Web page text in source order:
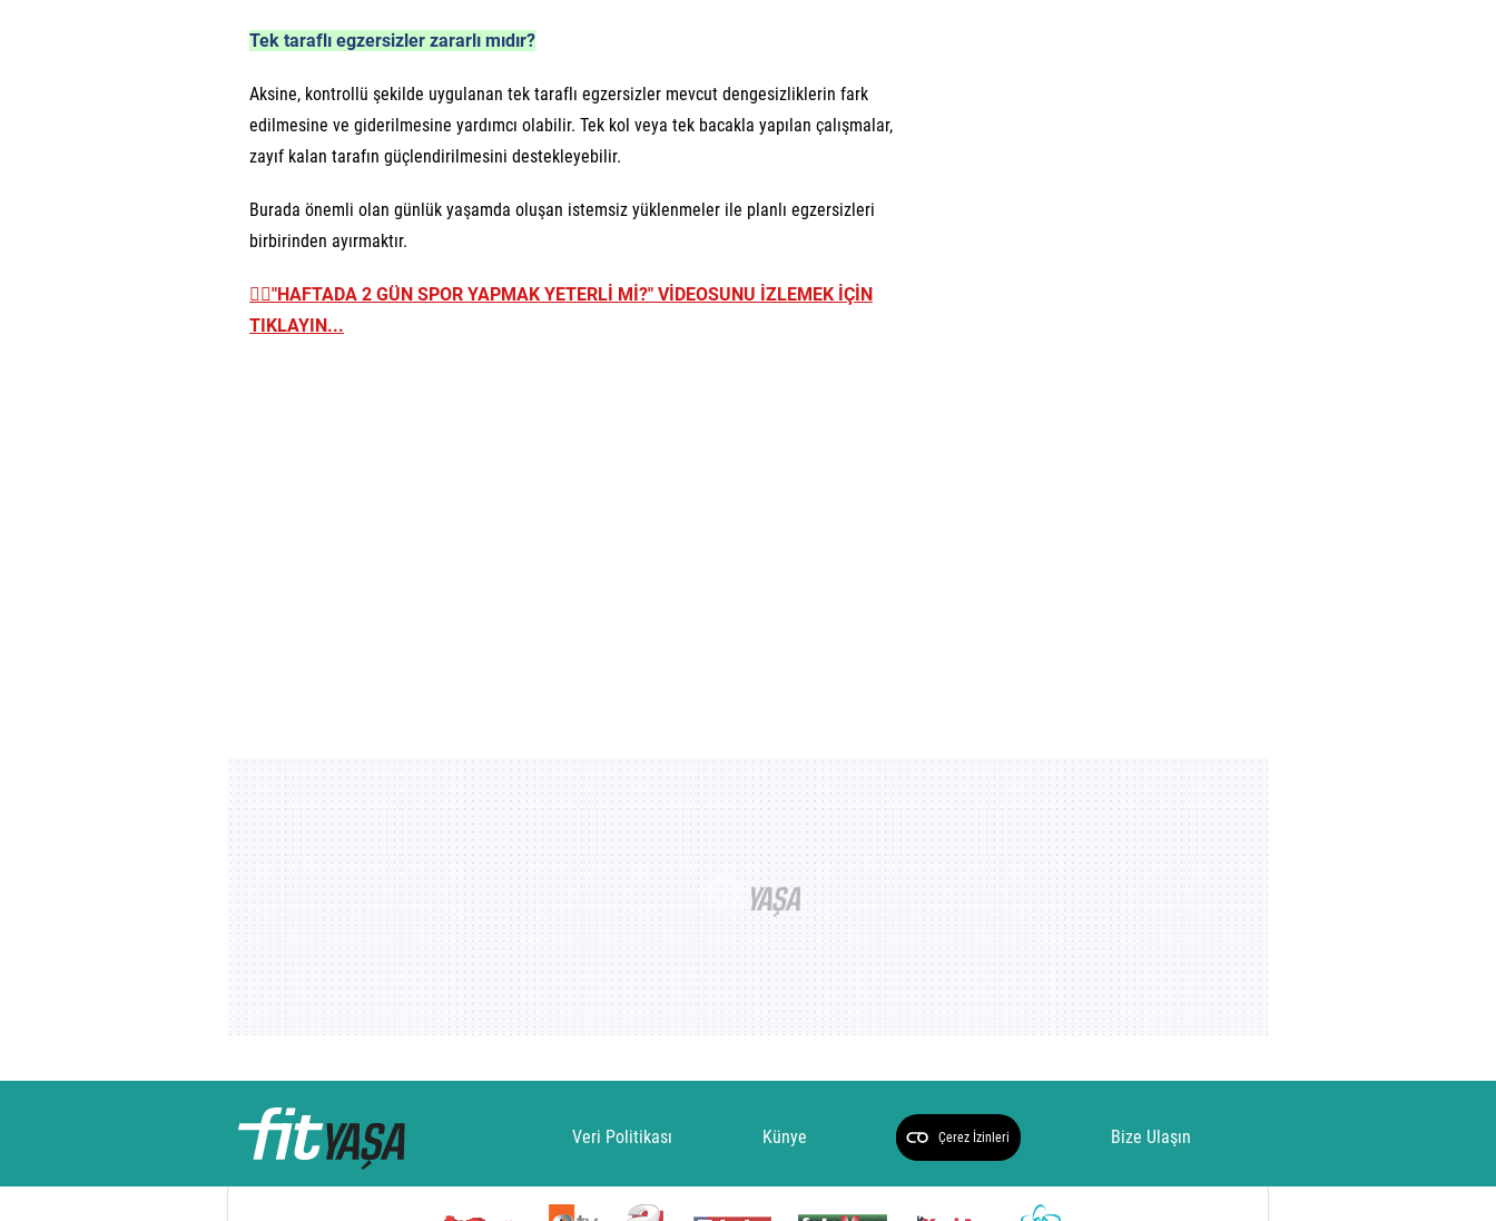
Tek taraflı egzersizler zararlı mıdır?
Aksine, kontrollü şekilde uygulanan tek taraflı egzersizler mevcut dengesizliklerin fark
edilmesine ve giderilmesine yardımcı olabilir. Tek kol veya tek bacakla yapılan çalışmalar,
zayıf kalan tarafın güçlendirilmesini destekleyebilir.
Burada önemli olan günlük yaşamda oluşan istemsiz yüklenmeler ile planlı egzersizleri
birbirinden ayırmaktır.
👉🏼"HAFTADA 2 GÜN SPOR YAPMAK YETERLİ Mİ?" VİDEOSUNU İZLEMEK İÇİN
TIKLAYIN...
Veri Politikası Künye Çerez İzinleri Bize Ulaşın